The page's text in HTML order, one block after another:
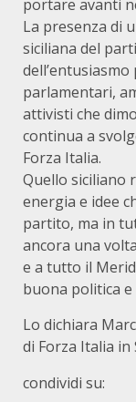
portare avanti
La presenza di
siciliana del
parlamentari,
attivisti che
continua a
Forza Italia.
Quello siciliano
energia e idee
partito, ma in
ancora una
e a tutto il
buona politica
Lo dichiara
di Forza Italia in
condividi su: